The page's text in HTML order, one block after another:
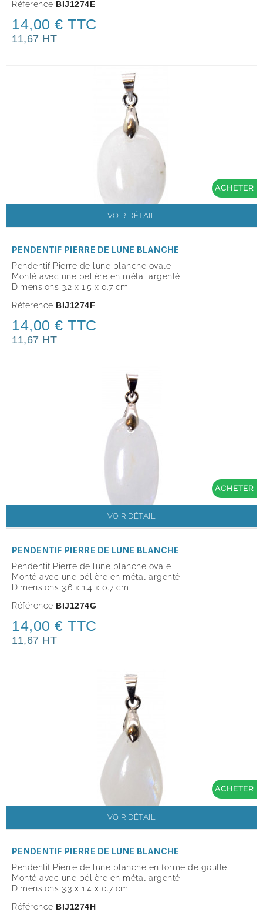
Référence BIJ1274E
14,00 € TTC
11,67 HT
ACHETER
VOIR DÉTAIL
PENDENTIF PIERRE DE LUNE BLANCHE
Pendentif Pierre de lune blanche ovale
Monté avec une bélière en métal argenté
Dimensions 3.2 x 1.5 x 0.7 cm
Référence BIJ1274F
14,00 € TTC
11,67 HT
ACHETER
VOIR DÉTAIL
PENDENTIF PIERRE DE LUNE BLANCHE
Pendentif Pierre de lune blanche ovale
Monté avec une bélière en métal argenté
Dimensions 3.6 x 1.4 x 0.7 cm
Référence BIJ1274G
14,00 € TTC
11,67 HT
ACHETER
VOIR DÉTAIL
PENDENTIF PIERRE DE LUNE BLANCHE
Pendentif Pierre de lune blanche en forme de goutte
Monté avec une bélière en métal argenté
Dimensions 3.3 x 1.4 x 0.7 cm
Référence BIJ1274H